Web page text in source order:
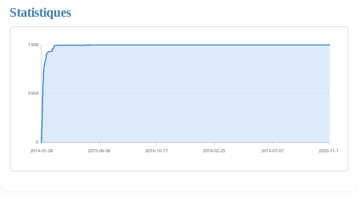
Statistiques
0
3 954
7 908
2014-01-28 2015-06-08 2016-10-17 2018-02-25 2019-07-07 2020-11-14